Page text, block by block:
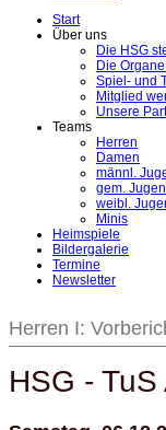
Start
Über uns
Die HSG
Die
Spiel- und
Mitglied
Unsere
Teams
Herren
Damen
männl.
gem.
weibl.
Minis
Heimspiele
Bildergalerie
Termine
Newsletter
Herren I:
HSG -